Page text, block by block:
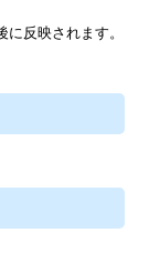
反映されます。